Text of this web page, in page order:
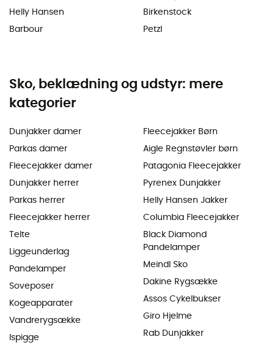
Helly Hansen
Barbour
Birkenstock
Petzl
Sko, beklædning og udstyr: mere
kategorier
Dunjakker damer
Parkas damer
Fleecejakker damer
Dunjakker herrer
Parkas herrer
Fleecejakker herrer
Telte
Liggeunderlag
Pandelamper
Soveposer
Kogeapparater
Vandrerygsække
Ispigge
Fleecejakker Børn
Aigle Regnstøvler børn
Patagonia Fleecejakker
Pyrenex Dunjakker
Helly Hansen Jakker
Columbia Fleecejakker
Black Diamond
Pandelamper
Meindl Sko
Dakine Rygsække
Assos Cykelbukser
Giro Hjelme
Rab Dunjakker